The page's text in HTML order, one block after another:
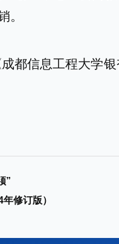
。
成都信息工程大学
”
修订版）